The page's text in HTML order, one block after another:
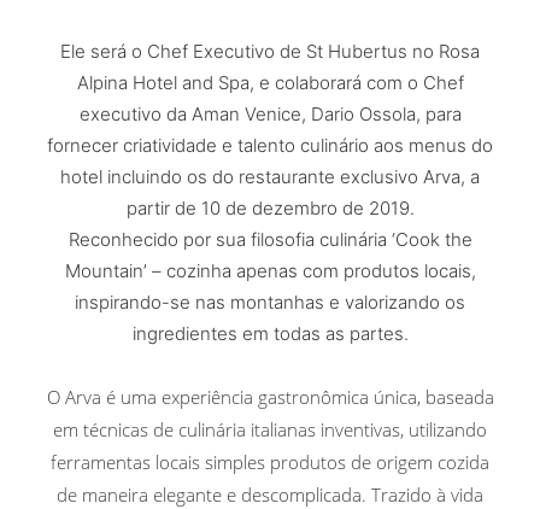
Ele será o Chef Executivo de St Hubertus no Rosa
Alpina Hotel and Spa, e colaborará com o Chef
executivo da Aman Venice, Dario Ossola, para
fornecer criatividade e talento culinário aos menus do
hotel incluindo os do restaurante exclusivo Arva, a
partir de 10 de dezembro de 2019.
Reconhecido por sua filosofia culinária ‘Cook the
Mountain’ – cozinha apenas com produtos locais,
inspirando-se nas montanhas e valorizando os
ingredientes em todas as partes.
O Arva é uma experiência gastronômica única, baseada
em técnicas de culinária italianas inventivas, utilizando
ferramentas locais simples produtos de origem cozida
de maneira elegante e descomplicada. Trazido à vida